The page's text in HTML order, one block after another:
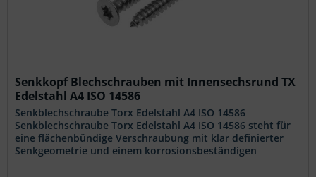
Senkkopf Blechschrauben mit Innensechsrund TX
Edelstahl A4 ISO 14586
Senkblechschraube Torx Edelstahl A4 ISO 14586
Senkblechschraube Torx Edelstahl A4 ISO 14586 steht für
eine flächenbündige Verschraubung mit klar definierter
Senkgeometrie und einem korrosionsbeständigen